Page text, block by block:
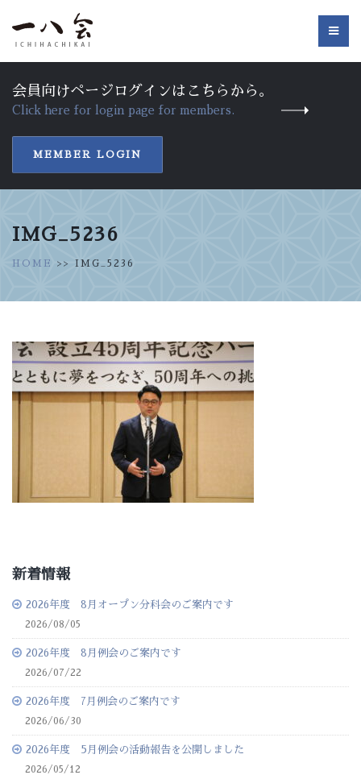
会員向けページログインはこちらから。
Click here for login page for members.
MEMBER LOGIN
IMG_5236
HOME >> IMG_5236
新着情報
2026年度 8月オープン分科会のご案内です
2026/08/05
2026年度 8月例会のご案内です
2026/07/22
2026年度 7月例会のご案内です
2026/06/30
2026年度 5月例会の活動報告を公開しました
2026/05/12